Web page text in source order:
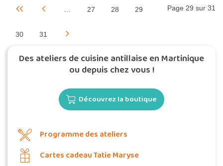
Page 29 sur 31
… 27 28 29
30 31
Des ateliers de cuisine antillaise en Martinique
ou depuis chez vous !
Découvrez la boutique
Programme des ateliers
Cartes cadeau Tatie Maryse